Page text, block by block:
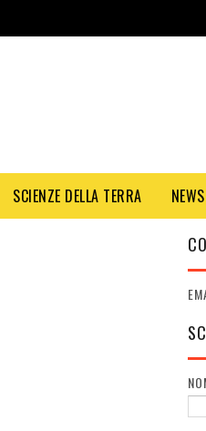
SCIENZE DELLA TERRA NEWS